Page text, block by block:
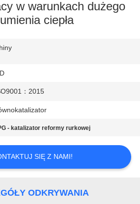
w warunkach dużego
ciepła
：2015
- katalizator reformy rurkowej
SIĘ Z NAMI!
ODKRYWANIA